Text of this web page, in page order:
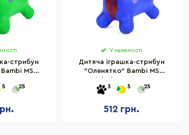
стрибун
MS
5 25
У наявності
Дитяча іграшка-стрибун
"Оленятко" Bambi MS
3 5 25
512 грн.